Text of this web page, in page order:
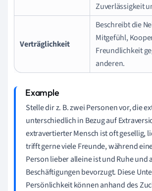
Zuverlässigkeit
Verträglichkeit
Beschreibt die
Mitgefühl,
Freundlichkeit
anderen.
Stelle dir z. B. zwei Personen vor, die
unterschiedlich in Bezug auf
extravertierter Mensch ist oft gesellig,
trifft gerne viele Freunde, während
Person lieber alleine ist und Ruhe und
Beschäftigungen bevorzugt. Diese
Persönlichkeit können anhand des